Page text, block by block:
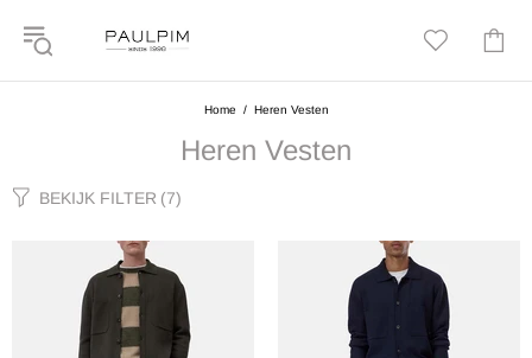
Home Heren Vesten
Heren Vesten
BEKIJK FILTER (7)